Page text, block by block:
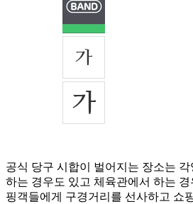
공식 당구 시합이 벌어지는 장소는
하는 경우도 있고 체육관에서 하는
핑객들에게 구경거리를 선사하고 쇼